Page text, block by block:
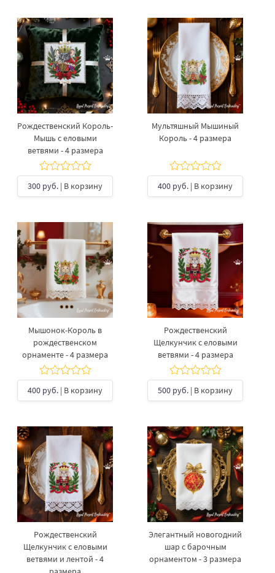
Рождественский Король-
Мышь с еловыми
ветвями - 4 размера
300 руб. | В корзину
Мультяшный Мышиный
Король - 4 размера
400 руб. | В корзину
Мышонок-Король в
рождественском
орнаменте - 4 размера
400 руб. | В корзину
Рождественский
Щелкунчик с еловыми
ветвями - 4 размера
500 руб. | В корзину
Рождественский
Щелкунчик с еловыми
ветвями и лентой - 4
Элегантный новогодний
шар с барочным
орнаментом - 3 размера